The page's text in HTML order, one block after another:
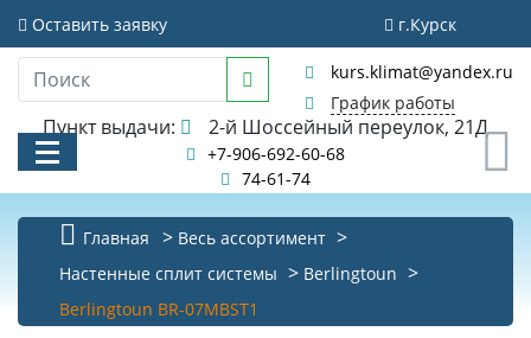
Оставить заявку г.Курск
kurs.klimat@yandex.ru
График работы
Пункт выдачи: 2-й Шоссейный переулок, 21Д
+7-906-692-60-68
74-61-74
КАТАЛОГ
АКЦИИ И РАСПРОДАЖИ
Главная
Весь ассортимент
Настенные сплит системы
Berlingtoun
Berlingtoun BR-07MBST1